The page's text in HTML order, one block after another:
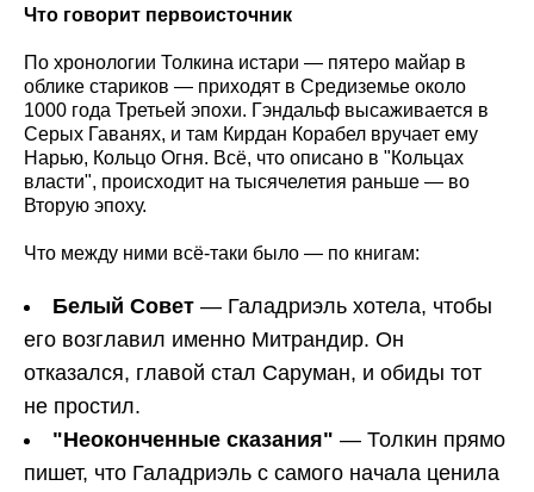
Что говорит первоисточник
По хронологии Толкина истари — пятеро майар в
облике стариков — приходят в Средиземье около
1000 года Третьей эпохи. Гэндальф высаживается в
Серых Гаванях, и там Кирдан Корабел вручает ему
Нарью, Кольцо Огня. Всё, что описано в "Кольцах
власти", происходит на тысячелетия раньше — во
Вторую эпоху.
Что между ними всё-таки было — по книгам:
Белый Совет — Галадриэль хотела, чтобы
его возглавил именно Митрандир. Он
отказался, главой стал Саруман, и обиды тот
не простил.
"Неоконченные сказания" — Толкин прямо
пишет, что Галадриэль с самого начала ценила